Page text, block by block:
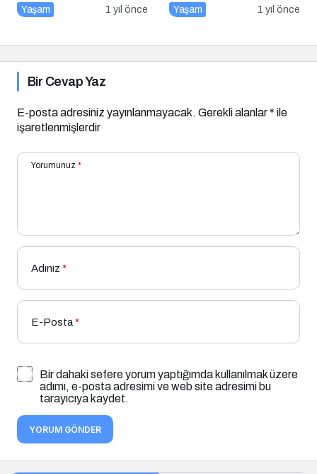
Yaşam 1 yıl önce
Üzerindeki Etkileri ve
Yaşam 1 yıl önce
Bir Cevap Yaz
E-posta adresiniz yayınlanmayacak. Gerekli alanlar* ile
işaretlenmişlerdir
Yorumunuz *
Adınız *
E-Posta*
Bir dahaki sefere yorum yaptığımda kullanılmak üzere
adımı, e-posta adresimi ve web site adresimi bu
tarayıcıya kaydet.
YORUM GÖNDER